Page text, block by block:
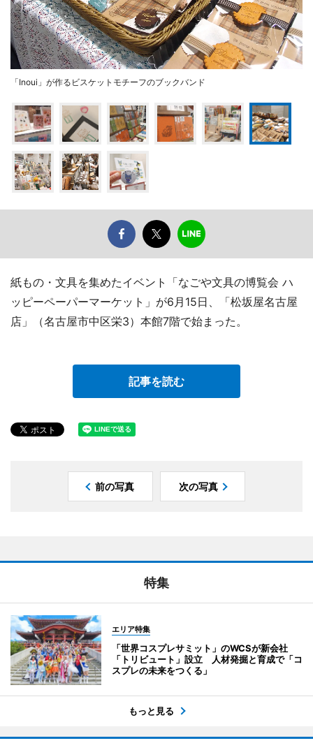
「Inoui」が作るビスケットモチーフのブックバンド
紙もの・文具を集めたイベント「なごや文具の博覧会 ハ
ッピーペーパーマーケット」が6月15日、「松坂屋名古屋
店」（名古屋市中区栄3）本館7階で始まった。
記事を読む
前の写真 次の写真
特集
エリア特集
「世界コスプレサミット」のWCSが新会社
「トリビュート」設立 人材発掘と育成で「コ
スプレの未来をつくる」
もっと見る